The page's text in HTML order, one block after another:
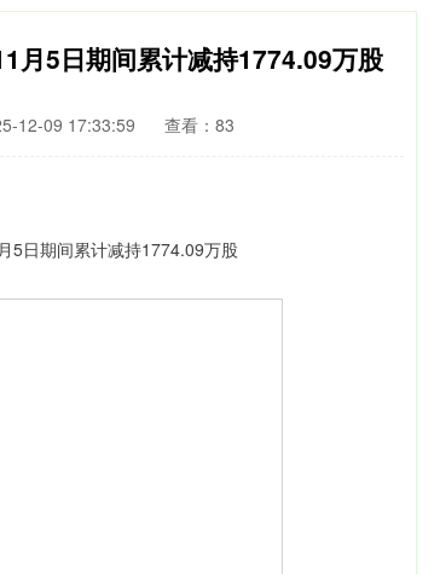
月5日期间累计减持1774.09万股
12-09 17:33:59 查看：83